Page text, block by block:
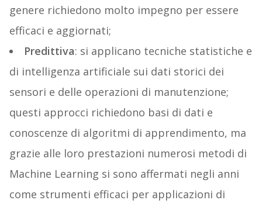
genere richiedono molto impegno per essere
efficaci e aggiornati;
Predittiva: si applicano tecniche statistiche e
di intelligenza artificiale sui dati storici dei
sensori e delle operazioni di manutenzione;
questi approcci richiedono basi di dati e
conoscenze di algoritmi di apprendimento, ma
grazie alle loro prestazioni numerosi metodi di
Machine Learning si sono affermati negli anni
come strumenti efficaci per applicazioni di